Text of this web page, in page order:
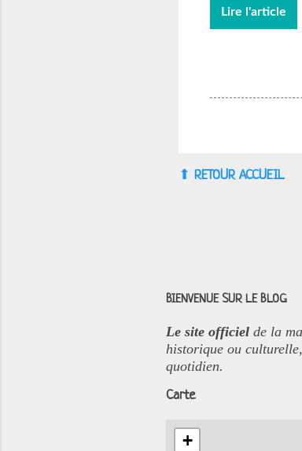
Lire l'article
⬆︎ RETOUR ACCUEIL
BIENVENUE SUR LE BLOG
Le site officiel de la
historique ou
quotidien.
Carte
+